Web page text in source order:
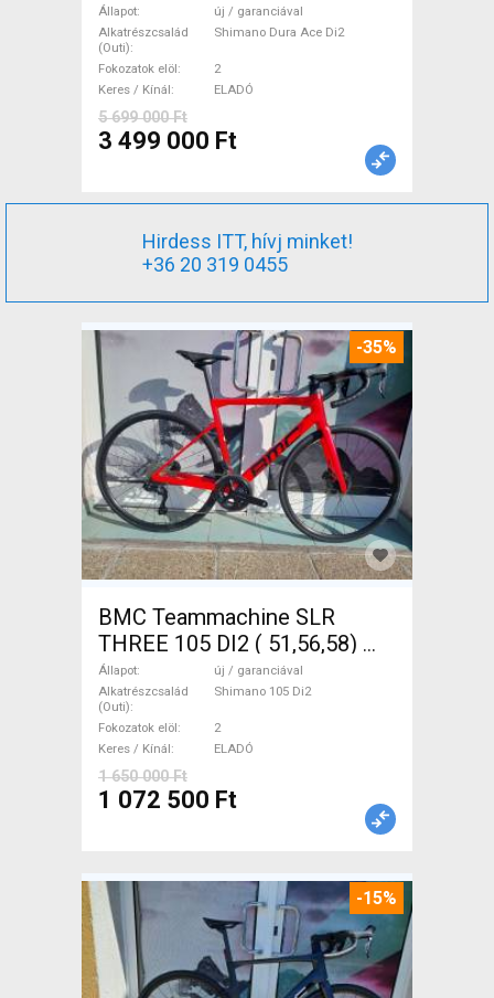
Országúti Shimano Dura Ace
Di2 tárcsafék új / garanciával
ELADÓ
Állapot
új / garanciával
Alkatrészcsalád
(Outi)
Shimano Dura Ace Di2
Fokozatok elöl
2
Keres / Kínál
ELADÓ
5 699 000 Ft
3 499 000 Ft
Hirdess ITT, hívj minket!
+36 20 319 0455
-35%
BMC Teammachine SLR
THREE 105 DI2 ( 51,56,58)
Országúti Shimano 105 Di2
tárcsafék új / garanciával
ELADÓ
Állapot
új / garanciával
Alkatrészcsalád
(Outi)
Shimano 105 Di2
Fokozatok elöl
2
Keres / Kínál
ELADÓ
1 650 000 Ft
1 072 500 Ft
-15%